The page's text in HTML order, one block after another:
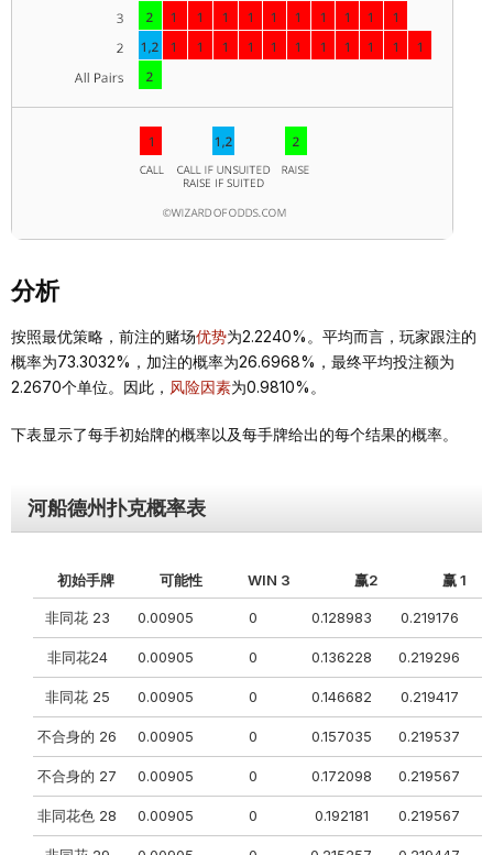
分析
按照最优策略，前注的赌场优势为2.2240%。平均而言，玩家跟注的
概率为73.3032%，加注的概率为26.6968%，最终平均投注额为
2.2670个单位。因此， 风险因素为0.9810%。
下表显示了每手初始牌的概率以及每手牌给出的每个结果的概率。
河船德州扑克概率表
初始手牌 可能性 WIN 3 赢2 赢 1
非同花 23 0.00905 0 0.128983 0.219176
非同花24 0.00905 0 0.136228 0.219296
非同花 25 0.00905 0 0.146682 0.219417
不合身的 26 0.00905 0 0.157035 0.219537
不合身的 27 0.00905 0 0.172098 0.219567
非同花色 28 0.00905 0 0.192181 0.219567